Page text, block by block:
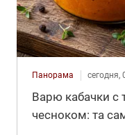
Панорама сегодня,
Варю кабачки с
чесноком: та